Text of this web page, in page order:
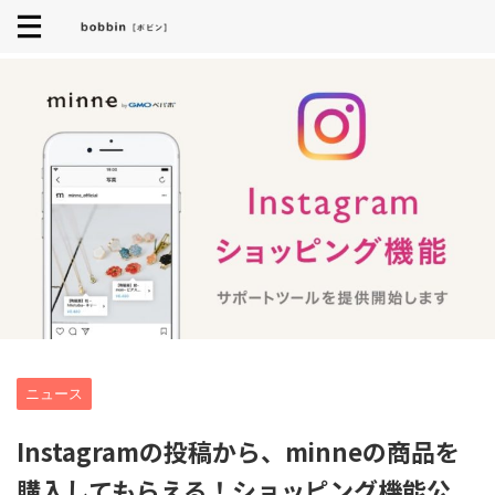
ニュース
Instagramの投稿から、minneの商品を